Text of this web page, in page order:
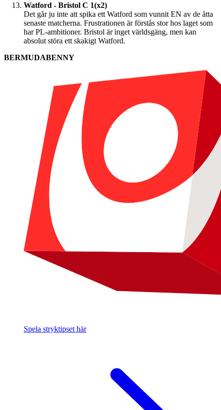
Watford - Bristol C 1(x2)
Det går ju inte att spika ett Watford som vunnit EN av de åtta
senaste matcherna. Frustrationen är förstås stor hos laget som
har PL-ambitioner. Bristol är inget världsgäng, men kan
absolut störa ett skakigt Watford.
BERMUDABENNY
Spela stryktipset här